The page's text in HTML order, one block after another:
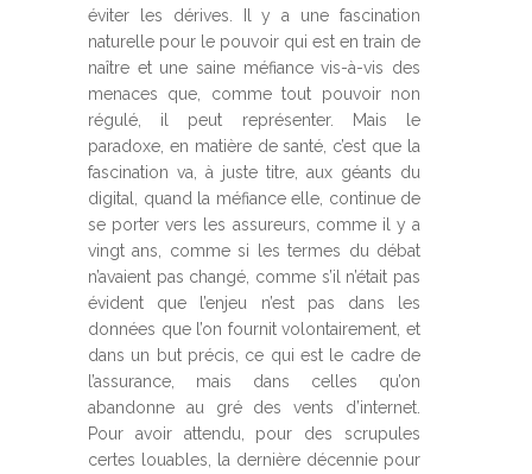
éviter les dérives. Il y a une fascination
naturelle pour le pouvoir qui est en train de
naître et une saine méfiance vis-à-vis des
menaces que, comme tout pouvoir non
régulé, il peut représenter. Mais le
paradoxe, en matière de santé, c’est que la
fascination va, à juste titre, aux géants du
digital, quand la méfiance elle, continue de
se porter vers les assureurs, comme il y a
vingt ans, comme si les termes du débat
n’avaient pas changé, comme s’il n’était pas
évident que l’enjeu n’est pas dans les
données que l’on fournit volontairement, et
dans un but précis, ce qui est le cadre de
l’assurance, mais dans celles qu’on
abandonne au gré des vents d’internet.
Pour avoir attendu, pour des scrupules
certes louables, la dernière décennie pour